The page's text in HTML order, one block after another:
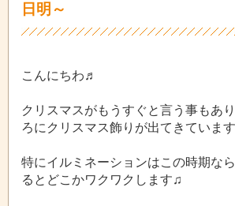
日明～
こんにちわ♬
クリスマスがもうすぐと言う事もあ
ろにクリスマス飾りが出てきていま
特にイルミネーションはこの時期な
るとどこかワクワクします♫